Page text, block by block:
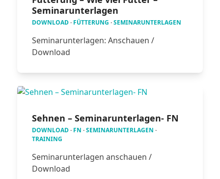
Seminarunterlagen
DOWNLOAD· FÜTTERUNG ·SEMINARUNTERLAGEN
Seminarunterlagen: Anschauen /
Download
Sehnen – Seminarunterlagen- FN
DOWNLOAD· FN ·SEMINARUNTERLAGEN ·
TRAINING
Seminarunterlagen anschauen /
Download